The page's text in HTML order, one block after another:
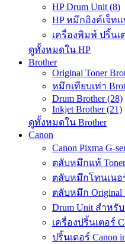
HP Drum Unit (8)
HP หมึกอิงค์เจ็ทแ
เครื่องพิมพ์ ปริ้นเ
ดูทั้งหมดใน HP
Brother
Original Toner
หมึกเทียบเท่า
Drum Brother (28)
Inkjet Brother (21)
ดูทั้งหมดใน Brother
Canon
Canon Pixma G-
ตลับหมึกแท้ Toner
ตลับหมึกโทนเนอร์
ตลับหมึก Original
Drum Unit สำหรับ
เครื่องปริ้นเตอร์
ปริ้นเตอร์ Canon